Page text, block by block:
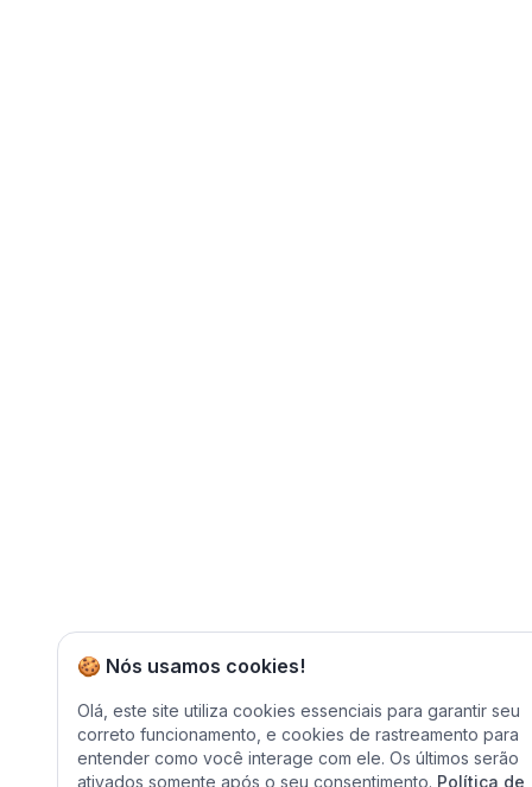
🍪 Nós usamos cookies!
Olá, este site utiliza cookies essenciais para garantir seu
correto funcionamento, e cookies de rastreamento para
entender como você interage com ele. Os últimos serão
ativados somente após o seu consentimento. Política de